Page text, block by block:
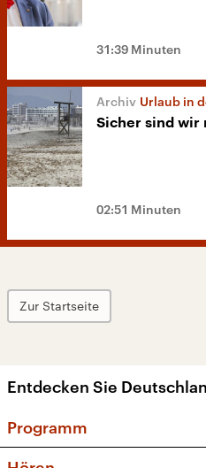
31:39 Minuten
Urlaub in
Sicher sind wir
02:51 Minuten
Zur Startseite
Entdecken Sie
Programm